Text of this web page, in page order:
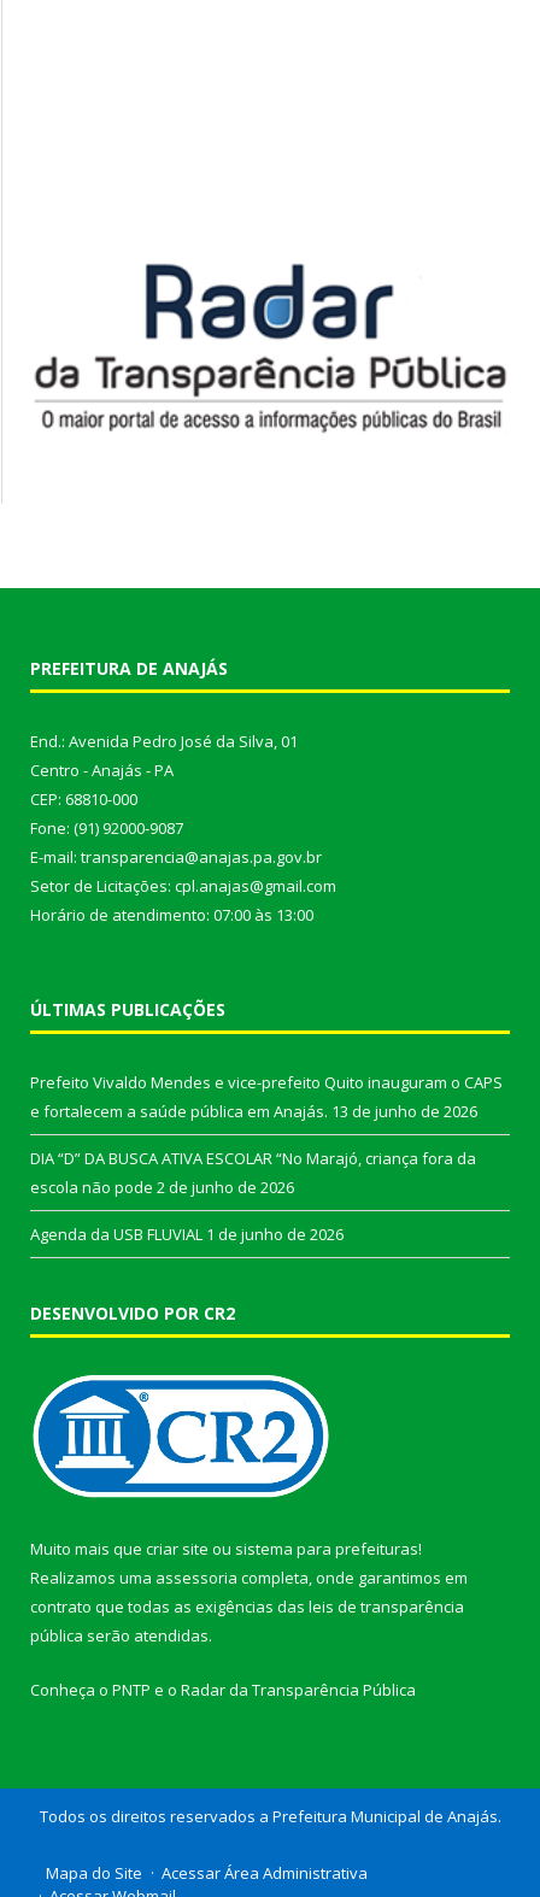
PREFEITURA DE ANAJÁS
End.: Avenida Pedro José da Silva, 01
Centro - Anajás - PA
CEP: 68810-000
Fone: (91) 92000-9087
E-mail: transparencia@anajas.pa.gov.br
Setor de Licitações: cpl.anajas@gmail.com
Horário de atendimento: 07:00 às 13:00
ÚLTIMAS PUBLICAÇÕES
Prefeito Vivaldo Mendes e vice-prefeito Quito inauguram o CAPS
e fortalecem a saúde pública em Anajás. 13 de junho de 2026
DIA “D” DA BUSCA ATIVA ESCOLAR “No Marajó, criança fora da
escola não pode 2 de junho de 2026
Agenda da USB FLUVIAL 1 de junho de 2026
DESENVOLVIDO POR CR2
Muito mais que criar site ou sistema para prefeituras!
Realizamos uma assessoria completa, onde garantimos em
contrato que todas as exigências das leis de transparência
pública serão atendidas.
Conheça o PNTP e o Radar da Transparência Pública
Todos os direitos reservados a Prefeitura Municipal de Anajás.
Mapa do Site
Acessar Área Administrativa